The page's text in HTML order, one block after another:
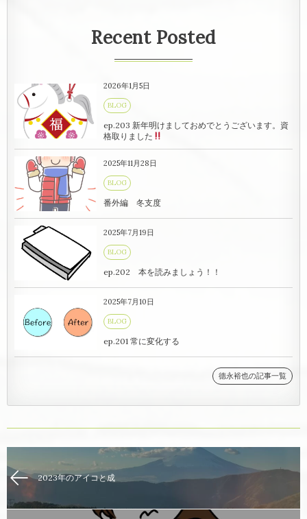
Recent Posted
2026年1月5日
BLOG
ep.203 新年明けましておめでとうございます。資
格取りました
2025年11月28日
BLOG
番外編 冬支度
2025年7月19日
BLOG
ep.202 本を読みましょう！！
2025年7月10日
BLOG
ep.201 常に変化する
德永裕也の記事一覧
2023年のアイコと成